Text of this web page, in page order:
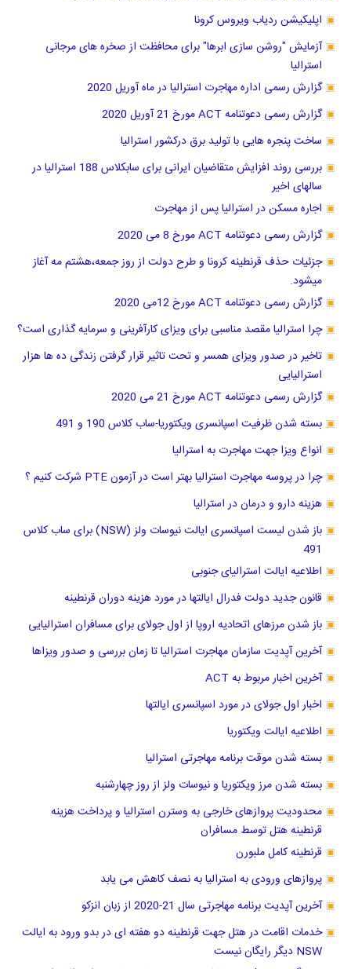
اپلیکیشن ردیاب ویروس کرونا
آزمایش "روشن سازی ابرها" برای محافظت از صخره های مرجانی
استرالیا
گزارش رسمی اداره مهاجرت استرالیا در ماه آوریل 2020
گزارش رسمی دعوتنامه ACT مورخ 21 آوریل 2020
ساخت پنجره هایی با تولید برق درکشور استرالیا
بررسی روند افزایش متقاضیان ایرانی برای سابکلاس 188 استرالیا در
سالهای اخیر
اجاره مسکن در استرالیا پس از مهاجرت
گزارش رسمی دعوتنامه ACT مورخ 8 می 2020
جزئیات حذف قرنطینه کرونا و طرح دولت از روز جمعه،هشتم مه آغاز
میشود.
گزارش رسمی دعوتنامه ACT مورخ 12می 2020
چرا استرالیا مقصد مناسبی برای ویزای کارآفرینی و سرمایه گذاری است؟
تاخیر در صدور ویزای همسر و تحت تاثیر قرار گرفتن زندگی ده ها هزار
استرالیایی
گزارش رسمی دعوتنامه ACT مورخ 21 می 2020
بسته شدن ظرفیت اسپانسری ویکتوریا-ساب کلاس 190 و 491
انواع ویزا جهت مهاجرت به استرالیا
چرا در پروسه مهاجرت استرالیا بهتر است در آزمون PTE شرکت کنیم ؟
هزینه دارو و درمان در استرالیا
باز شدن لیست اسپانسری ایالت نیوسات ولز (NSW) برای ساب کلاس
491
اطلاعیه ایالت استرالیای جنوبی
قانون جدید دولت فدرال ایالتها در مورد هزینه دوران قرنطینه
باز شدن مرزهای اتحادیه اروپا از اول جولای برای مسافران استرالیایی
آخرین آپدیت سازمان مهاجرت استرالیا تا زمان بررسی و صدور ویزاها
آخرین اخبار مربوط به ACT
اخبار اول جولای در مورد اسپانسری ایالتها
اطلاعیه ایالت ویکتوریا
بسته شدن موقت برنامه مهاجرتی استرالیا
بسته شدن مرز ویکتوریا و نیوسات ولز از روز چهارشنبه
محدودیت پروازهای خارجی به وسترن استرالیا و پرداخت هزینه
قرنطینه هتل توسط مسافران
قرنطینه کامل ملبورن
پروازهای ورودی به استرالیا به نصف کاهش می یابد
آخرین آپدیت برنامه مهاجرتی سال 21-2020 از زبان انزکو
خدمات اقامت در هتل جهت قرنطینه دو هفته ای در بدو ورود به ایالت
NSW دیگر رایگان نیست